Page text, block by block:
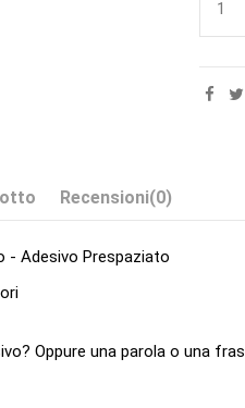
Recensioni(0)
- Adesivo Prespaziato
Oppure una parola o una